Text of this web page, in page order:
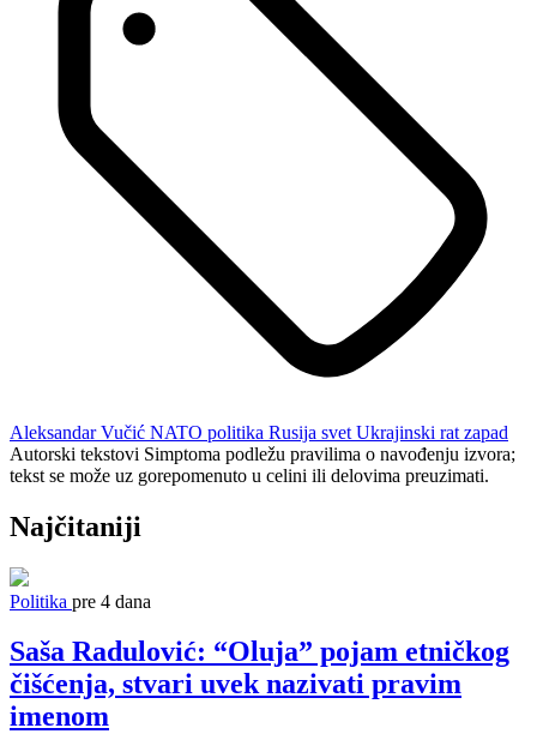
Aleksandar Vučić NATO politika Rusija svet Ukrajinski rat zapad
Autorski tekstovi Simptoma podležu pravilima o navođenju izvora;
tekst se može uz gorepomenuto u celini ili delovima preuzimati.
Najčitaniji
Politika pre 4 dana
Saša Radulović: “Oluja” pojam etničkog
čišćenja, stvari uvek nazivati pravim
imenom